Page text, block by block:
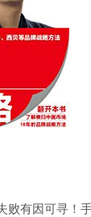
败有因可寻！